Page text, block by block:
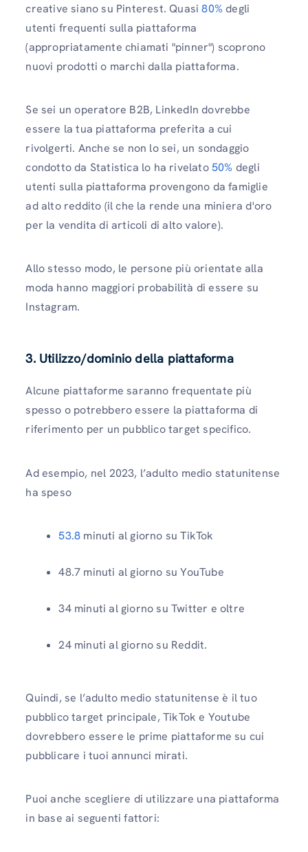
creative siano su Pinterest. Quasi80% degli
utenti frequenti sulla piattaforma
(appropriatamente chiamati "pinner") scoprono
nuovi prodotti o marchi dalla piattaforma.
Se sei un operatore B2B, LinkedIn dovrebbe
essere la tua piattaforma preferita a cui
rivolgerti. Anche se non lo sei, un sondaggio
condotto da Statistica lo ha rivelato50% degli
utenti sulla piattaforma provengono da famiglie
ad alto reddito (il che la rende una miniera d'oro
per la vendita di articoli di alto valore).
Allo stesso modo, le persone più orientate alla
moda hanno maggiori probabilità di essere su
Instagram.
3. Utilizzo/dominio della piattaforma
Alcune piattaforme saranno frequentate più
spesso o potrebbero essere la piattaforma di
riferimento per un pubblico target specifico.
Ad esempio, nel 2023, l’adulto medio statunitense
ha speso
53.8 minuti al giorno su TikTok
48.7 minuti al giorno su YouTube
34 minuti al giorno su Twitter e oltre
24 minuti al giorno su Reddit.
Quindi, se l’adulto medio statunitense è il tuo
pubblico target principale, TikTok e Youtube
dovrebbero essere le prime piattaforme su cui
pubblicare i tuoi annunci mirati.
Puoi anche scegliere di utilizzare una piattaforma
in base ai seguenti fattori: